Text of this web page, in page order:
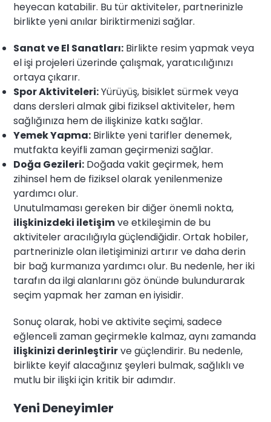
heyecan katabilir. Bu tür aktiviteler, partnerinizle
birlikte yeni anılar biriktirmenizi sağlar.
Sanat ve El Sanatları: Birlikte resim yapmak veya
el işi projeleri üzerinde çalışmak, yaratıcılığınızı
ortaya çıkarır.
Spor Aktiviteleri:Yürüyüş, bisiklet sürmek veya
dans dersleri almak gibi fiziksel aktiviteler, hem
sağlığınıza hem de ilişkinize katkı sağlar.
Yemek Yapma: Birlikte yeni tarifler denemek,
mutfakta keyifli zaman geçirmenizi sağlar.
Doğa Gezileri: Doğada vakit geçirmek, hem
zihinsel hem de fiziksel olarak yenilenmenize
yardımcı olur.
Unutulmaması gereken bir diğer önemli nokta,
ilişkinizdeki iletişimve etkileşimin de bu
aktiviteler aracılığıyla güçlendiğidir. Ortak hobiler,
partnerinizle olan iletişiminizi artırır ve daha derin
bir bağ kurmanıza yardımcı olur. Bu nedenle, her iki
tarafın da ilgi alanlarını göz önünde bulundurarak
seçim yapmak her zaman en iyisidir.
Sonuç olarak, hobi ve aktivite seçimi, sadece
eğlenceli zaman geçirmekle kalmaz, aynı zamanda
ilişkinizi derinleştirirve güçlendirir. Bu nedenle,
birlikte keyif alacağınız şeyleri bulmak, sağlıklı ve
mutlu bir ilişki için kritik bir adımdır.
Yeni Deneyimler